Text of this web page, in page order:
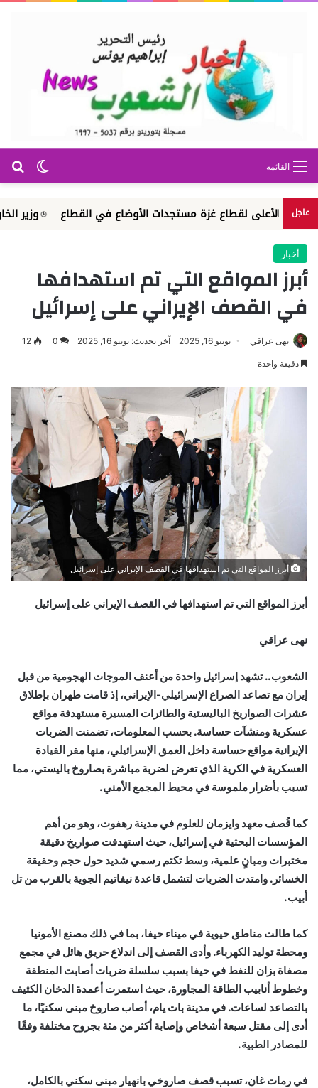
الوضع القائمة
عاجل
الأعلى لقطاع غزة مستجدات الأوضاع في القطاع وزير الخارجية
أخبار
أبرز المواقع التي تم استهدافها
في القصف الإيراني على إسرائيل
نهى عراقي يونيو 16, 2025 آخر تحديث: يونيو 16, 2025 0
12
دقيقة واحدة
أبرز المواقع التي تم استهدافها في القصف الإيراني على إسرائيل
أبرز المواقع التي تم استهدافها في القصف الإيراني على إسرائيل
نهى عراقي
الشعوب.. تشهد إسرائيل واحدة من أعنف الموجات الهجومية من قبل
إيران مع تصاعد الصراع الإسرائيلي-الإيراني، إذ قامت طهران بإطلاق
عشرات الصواريخ الباليستية والطائرات المسيرة مستهدفة مواقع
عسكرية ومنشآت حساسة. بحسب المعلومات، تضمنت الضربات
الإيرانية مواقع حساسة داخل العمق الإسرائيلي، منها مقر القيادة
العسكرية في الكرية الذي تعرض لضربة مباشرة بصاروخ باليستي، مما
تسبب بأضرار ملموسة في محيط المجمع الأمني.
كما قُصف معهد وايزمان للعلوم في مدينة رهفوت، وهو من أهم
المؤسسات البحثية في إسرائيل، حيث استهدفت صواريخ دقيقة
مختبرات ومبانٍ علمية، وسط تكتم رسمي شديد حول حجم وحقيقة
الخسائر. وامتدت الضربات لتشمل قاعدة نيفاتيم الجوية بالقرب من تل
أبيب.
كما طالت مناطق حيوية في ميناء حيفا، بما في ذلك مصنع الأمونيا
ومحطة توليد الكهرباء. وأدى القصف إلى اندلاع حريق هائل في مجمع
مصفاة بزان للنفط في حيفا بسبب سلسلة ضربات أصابت المنطقة
وخطوط أنابيب الطاقة المجاورة، حيث استمرت أعمدة الدخان الكثيف
بالتصاعد لساعات. في مدينة بات يام، أصاب صاروخ مبنى سكنيًا، ما
أدى إلى مقتل سبعة أشخاص وإصابة أكثر من مئة بجروح مختلفة وفقًا
للمصادر الطبية.
في رمات غان، تسبب قصف صاروخي بانهيار مبنى سكني بالكامل،